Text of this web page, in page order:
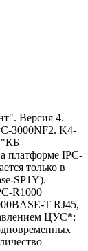
Версия 4.
3000NF2. K4-
"КБ
платформе IPC-
только в
SP1Y).
R1000
T RJ45,
ЦУС*: